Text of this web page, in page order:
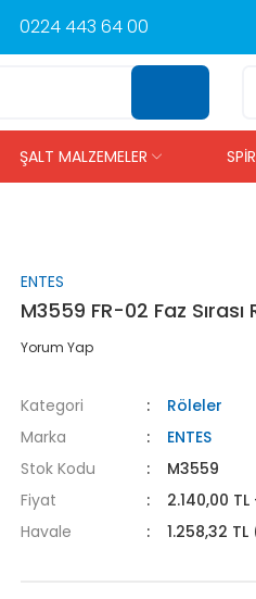
0224 443 64 00
ŞALT MALZEMELER
ENTES
M3559 FR-02 Faz Sırası
Yorum Yap
Kategori
Röleler
Marka
ENTES
Stok Kodu
M3559
Fiyat
2.140,00 TL
Havale
1.258,32